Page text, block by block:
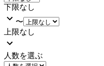
下限なし
〜
上限なし
人数を選ぶ